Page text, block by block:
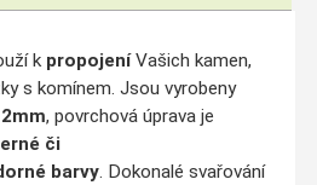
kpropojeníVašich kamen,
s komínem. Jsou vyrobeny
, povrchová úprava je
či
barvy. Dokonalé svařování